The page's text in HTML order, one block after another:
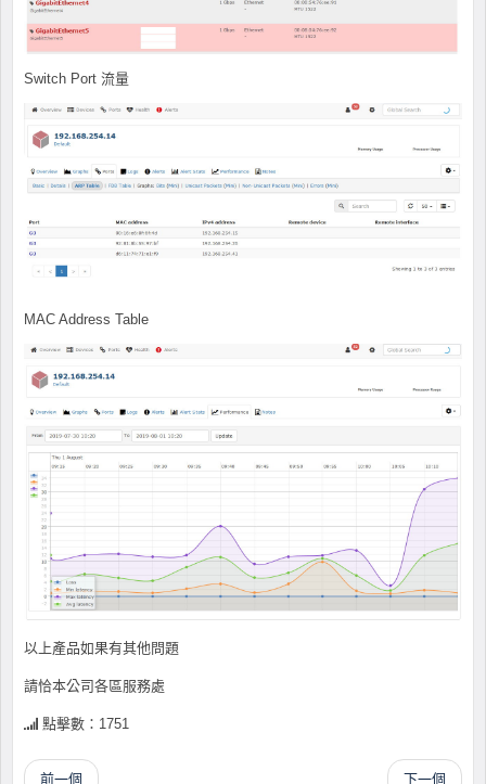
Switch Port 流量
MAC Address Table
以上產品如果有其他問題
請恰本公司各區服務處
點擊數：1751
前一個 下一個